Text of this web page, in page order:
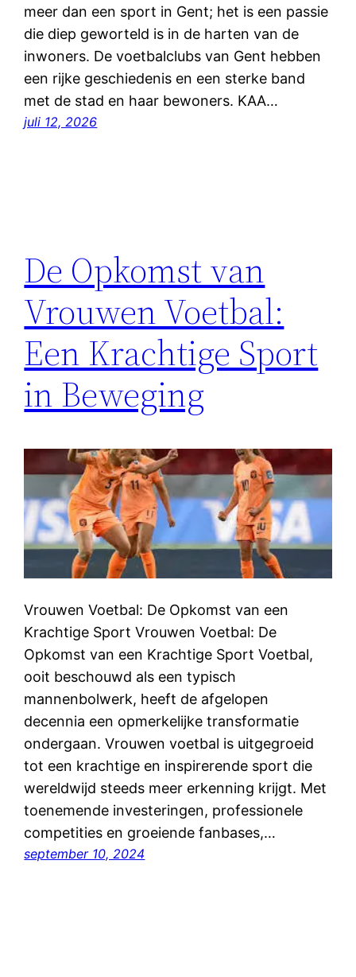
meer dan een sport in Gent; het is een passie
die diep geworteld is in de harten van de
inwoners. De voetbalclubs van Gent hebben
een rijke geschiedenis en een sterke band
met de stad en haar bewoners. KAA…
juli 12, 2026
De Opkomst van
Vrouwen Voetbal:
Een Krachtige Sport
in Beweging
Vrouwen Voetbal: De Opkomst van een
Krachtige Sport Vrouwen Voetbal: De
Opkomst van een Krachtige Sport Voetbal,
ooit beschouwd als een typisch
mannenbolwerk, heeft de afgelopen
decennia een opmerkelijke transformatie
ondergaan. Vrouwen voetbal is uitgegroeid
tot een krachtige en inspirerende sport die
wereldwijd steeds meer erkenning krijgt. Met
toenemende investeringen, professionele
competities en groeiende fanbases,…
september 10, 2024